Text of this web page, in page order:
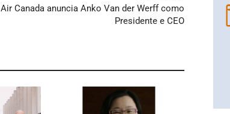
Air Canada anuncia Anko Van der Werff como
Presidente e CEO